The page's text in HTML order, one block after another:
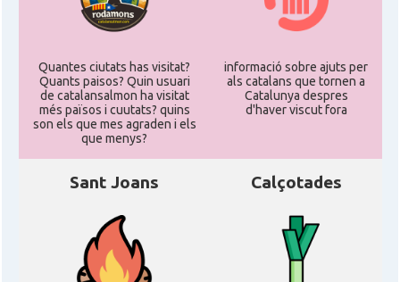
Quantes ciutats has visitat?
Quants paisos? Quin usuari
de catalansalmon ha visitat
més països i cuutats? quins
son els que mes agraden i els
que menys?
informació sobre ajuts per
als catalans que tornen a
Catalunya despres
d'haver viscut fora
Sant Joans Calçotades